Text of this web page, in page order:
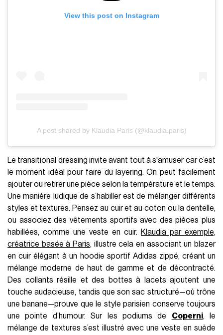
View this post on Instagram
A post shared by Klaudia Paris (@klaudia.paris)
Le transitional dressing invite avant tout à s'amuser car c’est
le moment idéal pour faire du layering. On peut facilement
ajouter ou retirer une pièce selon la température et le temps.
Une manière ludique de s’habiller est de mélanger différents
styles et textures. Pensez au cuir et au coton ou la dentelle,
ou associez des vêtements sportifs avec des pièces plus
habillées, comme une veste en cuir.
Klaudia par exemple,
créatrice basée à Paris, illustre cela en associant un blazer
en cuir élégant à un hoodie sportif Adidas zippé, créant un
mélange moderne de haut de gamme et de décontracté.
Des collants résille et des bottes à lacets ajoutent une
touche audacieuse, tandis que son sac structuré—où trône
une banane—prouve que le style parisien conserve toujours
une pointe d’humour. Sur les podiums de Coperni, le
mélange de textures s’est illustré avec une veste en suède